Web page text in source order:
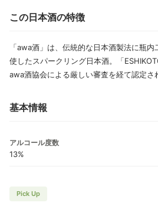
この日本酒の特徴
「awa酒」は、伝統的な日本酒製法に瓶
使したスパークリング日本酒。「
awa酒協会による厳しい審査を経て認定さ
基本情報
アルコール度数
13%
Pick Up